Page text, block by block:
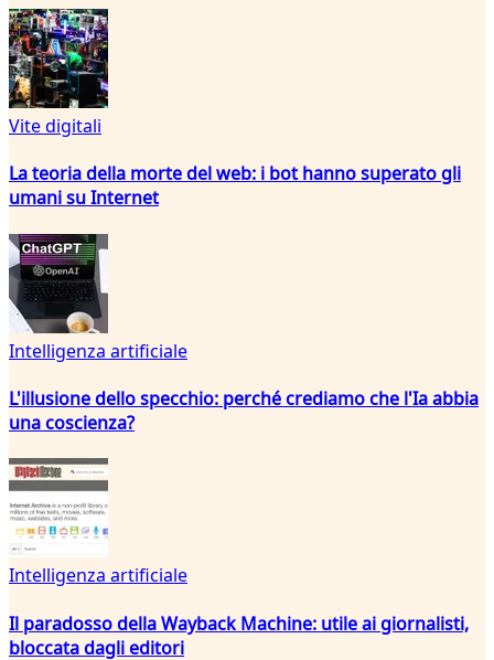
Vite digitali
La teoria della morte del web: i bot hanno superato gli
umani su Internet
Intelligenza artificiale
L'illusione dello specchio: perché crediamo che l'Ia abbia
una coscienza?
Intelligenza artificiale
Il paradosso della Wayback Machine: utile ai giornalisti,
bloccata dagli editori